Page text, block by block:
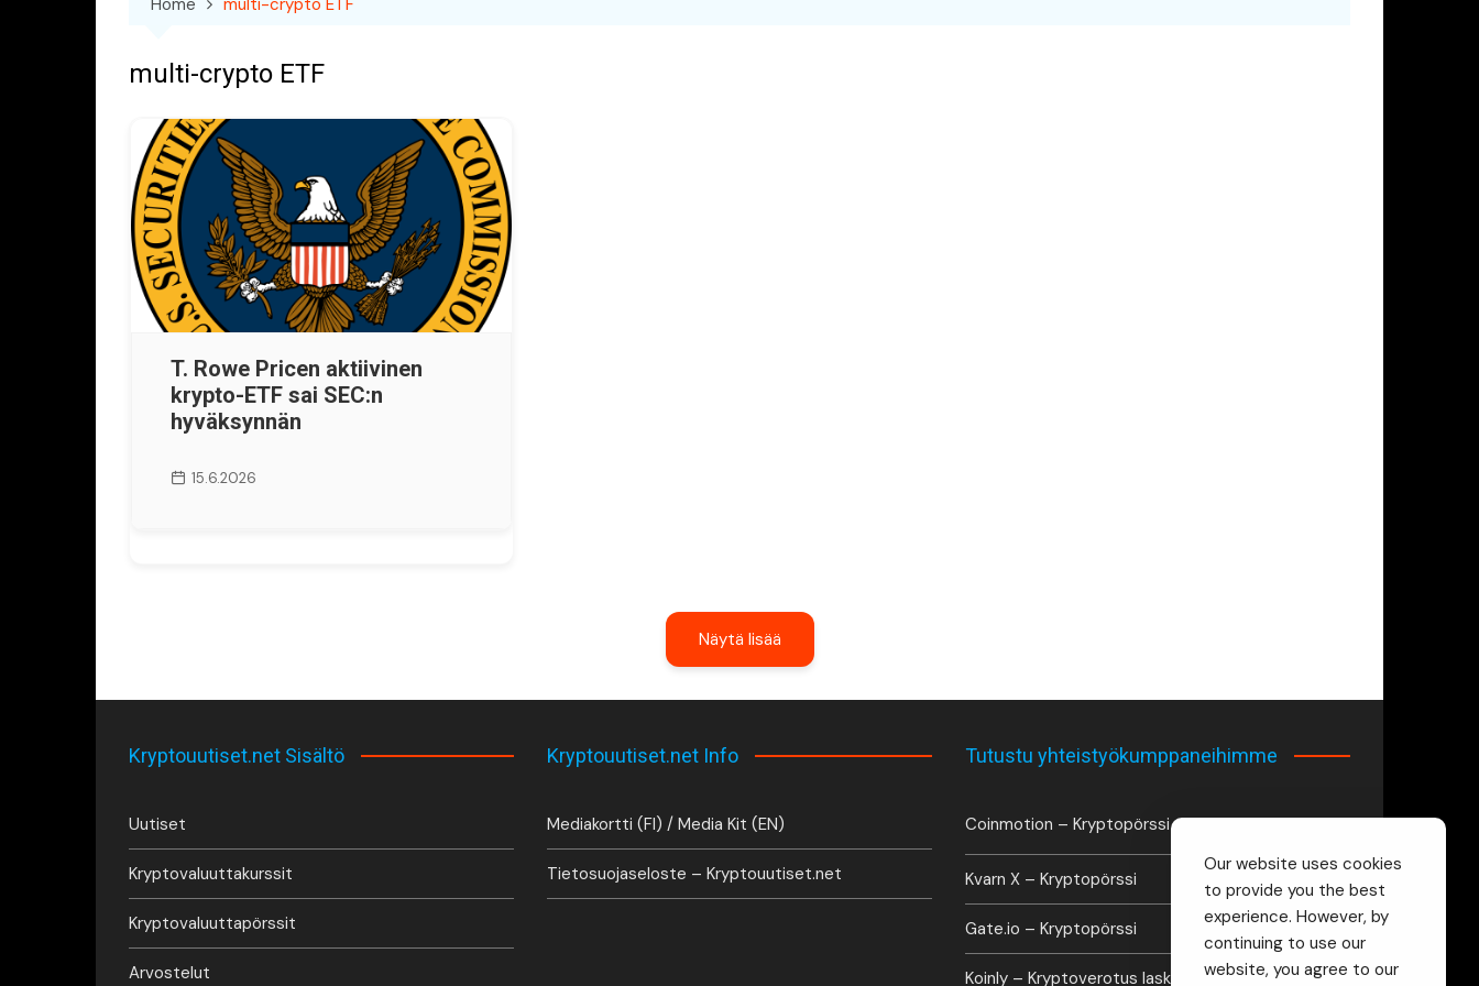
multi-crypto ETF
T. Rowe Pricen aktiivinen
krypto-ETF sai SEC:n
hyväksynnän
15.6.2026
Näytä lisää
Kryptouutiset.net Sisältö
Uutiset
Kryptovaluuttakurssit
Kryptovaluuttapörssit
Arvostelut
Kryptouutiset.net Info
Mediakortti (FI) / Media Kit (EN)
Tietosuojaseloste – Kryptouutiset.net
Tutustu yhteistyökumppaneihimme
Coinmotion – Kryptopörssi
Kvarn X – Kryptopörssi
Gate.io – Kryptopörssi
Koinly – Kryptoverotus laskuri
Our website uses cookies
to provide you the best
experience. However, by
continuing to use our
website, you agree to our